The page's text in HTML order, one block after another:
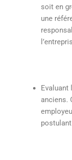
soit en
une
anciens.
postulant